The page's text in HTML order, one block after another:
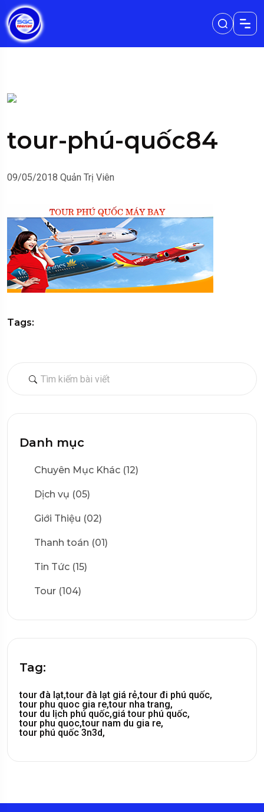
Danh mục
Chuyên Mục Khác (12)
Dịch vụ (05)
Giới Thiệu (02)
Thanh toán (01)
Tin Tức (15)
Tour (104)
Tag:
tour đà lạt,tour đà lạt giá rẻ,tour đi phú quốc,
tour phu quoc gia re,tour nha trang,
tour du lịch phú quốc,giá tour phú quốc,
tour phu quoc,tour nam du gia re,
tour phú quốc 3n3d,
tour-phú-quốc84
09/05/2018 Quản Trị Viên
Tags: